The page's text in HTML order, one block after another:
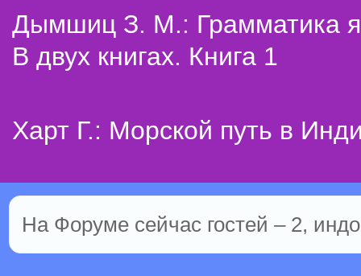
Дымшиц З. М.: Грамматика
В двух книгах. Книга 1
Харт Г.: Морской путь в
На Форуме сейчас гостей – 2,